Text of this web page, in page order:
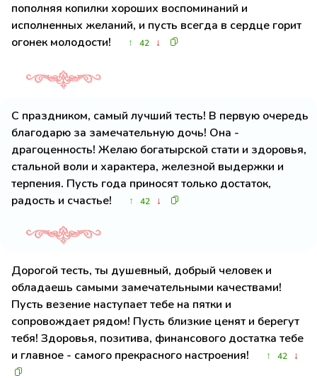
пополняя копилки хороших воспоминаний и
исполненных желаний, и пусть всегда в сердце горит
огонек молодости!
↑ 42 ↓
С праздником, самый лучший тесть! В первую очередь
благодарю за замечательную дочь! Она -
драгоценность! Желаю богатырской стати и здоровья,
стальной воли и характера, железной выдержки и
терпения. Пусть года приносят только достаток,
радость и счастье!
↑ 42 ↓
Дорогой тесть, ты душевный, добрый человек и
обладаешь самыми замечательными качествами!
Пусть везение наступает тебе на пятки и
сопровождает рядом! Пусть близкие ценят и берегут
тебя! Здоровья, позитива, финансового достатка тебе
и главное - самого прекрасного настроения!
↑ 42 ↓